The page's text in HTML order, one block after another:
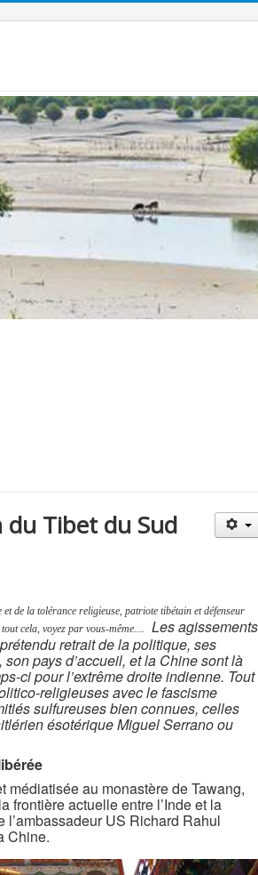
du Tibet du Sud
de la tolérance religieuse, patriote tibétain et défenseur
cela, voyez par vous-même....
Les agissements
retrait de la politique, ses
pays d’accueil, et la Chine sont là
ci pour l’extrême droite indienne. Tout
religieuses avec le fascisme
sulfureuses bien connues, celles
ésotérique Miguel Serrano ou
médiatisée au monastère de Tawang,
frontière actuelle entre l’Inde et la
US Richard Rahul
Chine.